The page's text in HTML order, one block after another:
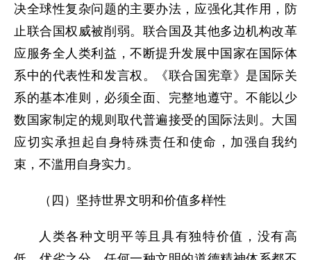
决全球性复杂问题的主要办法，应强化其作用，防
止联合国权威被削弱。联合国及其他多边机构改革
应服务全人类利益，不断提升发展中国家在国际体
系中的代表性和发言权。《联合国宪章》是国际关
系的基本准则，必须全面、完整地遵守。不能以少
数国家制定的规则取代普遍接受的国际法则。大国
应切实承担起自身特殊责任和使命，加强自我约
束，不滥用自身实力。
（四）坚持世界文明和价值多样性
人类各种文明平等且具有独特价值，没有高